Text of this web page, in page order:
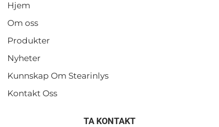
Hjem
Om oss
Produkter
Nyheter
Kunnskap Om Stearinlys
Kontakt Oss
TA KONTAKT